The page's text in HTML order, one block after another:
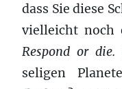
dass Sie diese
vielle­icht noch
Respond or die.
seli­gen